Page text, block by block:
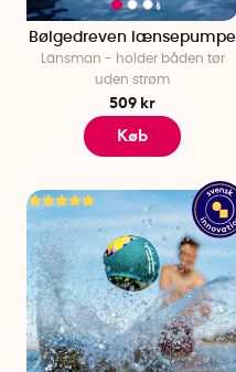
Bølgedreven lænsepumpe
Länsman - holder båden tør
uden strøm
509 kr
Køb